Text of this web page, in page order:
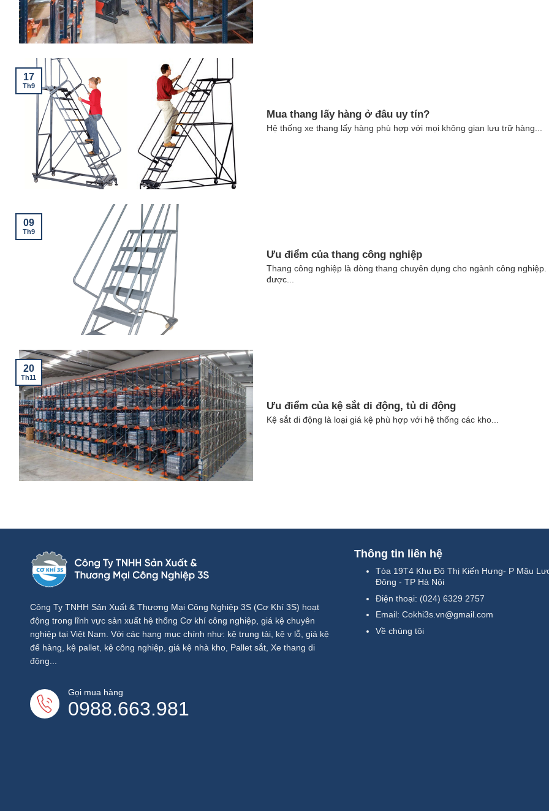
Mua thang lấy hàng ở đâu uy tín?
Hệ thống xe thang lấy hàng phù hợp với mọi không gian lưu trữ hàng...
17
Th9
Ưu điểm của thang công nghiệp
Thang công nghiệp là dòng thang chuyên dụng cho ngành công nghiệp.
được...
09
Th9
Ưu điểm của kệ sắt di động, tủ di động
Kệ sắt di động là loại giá kệ phù hợp với hệ thống các kho...
20
Th11
Công Ty TNHH Sản Xuất & Thương Mại Công Nghiệp 3S (Cơ Khí 3S) hoạt
động trong lĩnh vực sản xuất hệ thống Cơ khí công nghiệp, giá kệ chuyên
nghiệp tại Việt Nam. Với các hạng mục chính như: kệ trung tải, kệ v lỗ, giá kệ
để hàng, kệ pallet, kệ công nghiệp, giá kệ nhà kho, Pallet sắt, Xe thang di
động...
Thông tin liên hệ
Tòa 19T4 Khu Đô Thị Kiến Hưng- P Mậu
Đông - TP Hà Nội
Điện thoại: (024) 6329 2757
Email:Cokhi3s.vn@gmail.com
Về chúng tôi
Gọi mua hàng
0988.663.981